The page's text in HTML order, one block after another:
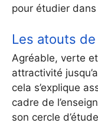
pour étudier
Les atouts
Agréable, verte
attractivité
cela s’explique
cadre de
son cercle